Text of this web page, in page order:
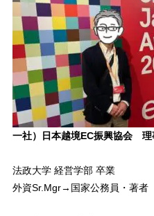
一社）日本越境EC振興協会 理
法政大学 経営学部 卒業
外資Sr.Mgr→国家公務員・著者